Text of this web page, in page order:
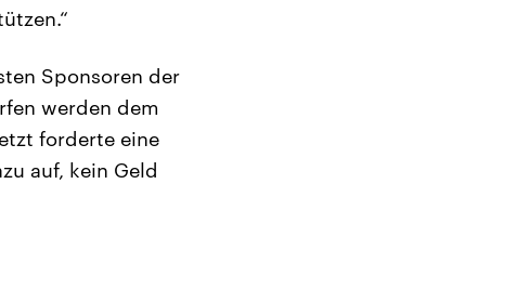
Sponsoren der
werden dem
forderte eine
auf, kein Geld